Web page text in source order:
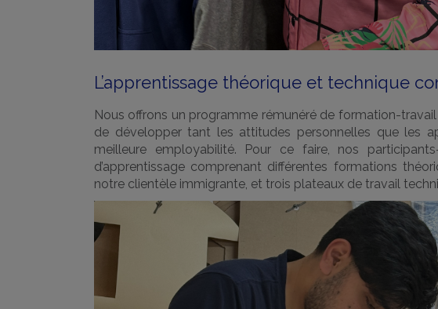
L’apprentissage théorique et technique
Nous offrons un programme rémunéré de formation-travail
de développer tant les attitudes personnelles que les
meilleure employabilité. Pour ce faire, nos
d’apprentissage comprenant différentes formations
notre clientèle immigrante, et trois plateaux de travail